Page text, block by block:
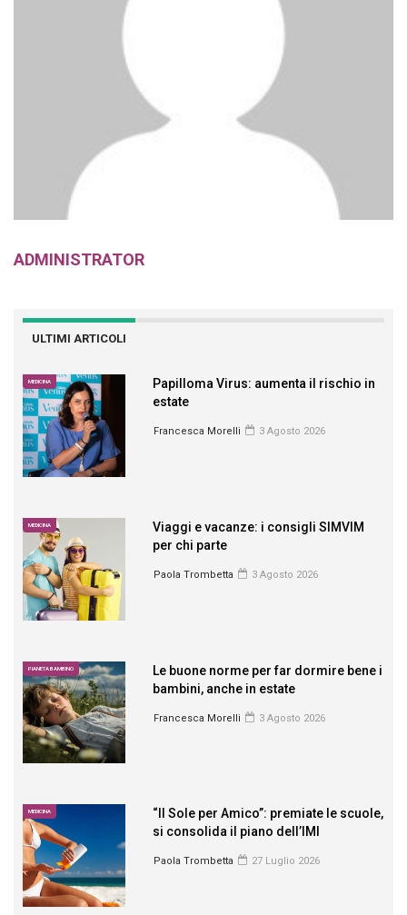
ADMINISTRATOR
ULTIMI ARTICOLI
MEDICINA
Papilloma Virus: aumenta il rischio in
estate
Francesca Morelli 3 Agosto 2026
MEDICINA
Viaggi e vacanze: i consigli SIMVIM
per chi parte
Paola Trombetta 3 Agosto 2026
PIANETA BAMBINO
Le buone norme per far dormire bene i
bambini, anche in estate
Francesca Morelli 3 Agosto 2026
MEDICINA
“Il Sole per Amico”: premiate le scuole,
si consolida il piano dell’IMI
Paola Trombetta 27 Luglio 2026